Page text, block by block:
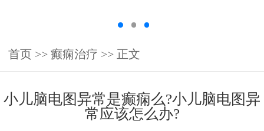
首页 >> 癫痫治疗 >> 正文
小儿脑电图异常是癫痫么?小儿脑电图异
常应该怎么办?